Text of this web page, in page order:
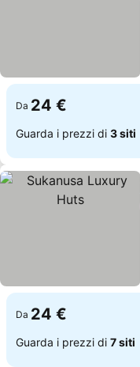
Da 24 €
Guarda i prezzi di 3 siti
Da 24 €
Guarda i prezzi di 7 siti